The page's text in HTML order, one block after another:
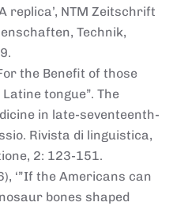
replica’, NTM Zeitschrift
Technik,
the Benefit of those
tongue”. The
in late-seventeenth-
Rivista di linguistica,
2: 123-151.
‘”If the Americans can
bones shaped